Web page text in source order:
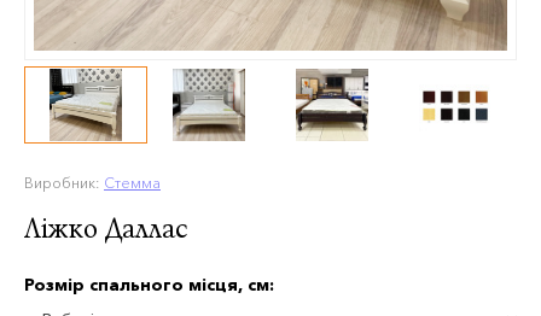
Виробник: Стемма
Ліжко Даллас
Розмір спального місця, см: